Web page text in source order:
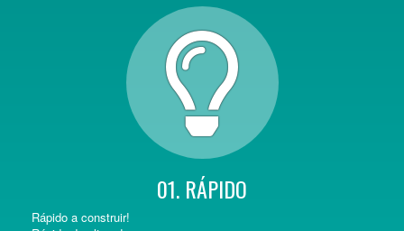
01. RÁPIDO
Rápido a construir!